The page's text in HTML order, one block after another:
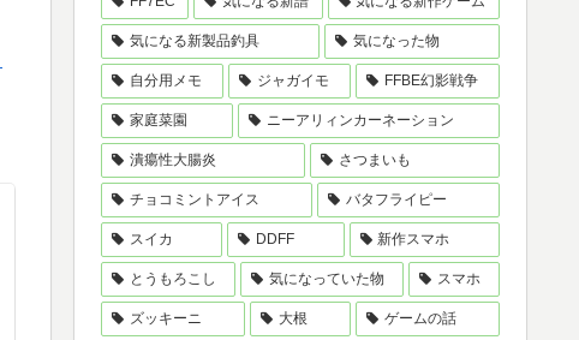
気になる新製品釣具 気になった物
自分用メモ ジャガイモ FFBE幻影戦争
家庭菜園 ニーアリィンカーネーション
潰瘍性大腸炎 さつまいも
チョコミントアイス バタフライピー
スイカ DDFF 新作スマホ
とうもろこし 気になっていた物 スマホ
ズッキーニ 大根 ゲームの話